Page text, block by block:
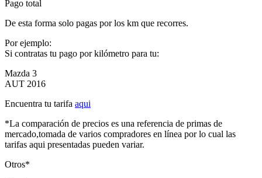
Pago total
De esta forma solo pagas por los km que recorres.
Por ejemplo:
Si contratas tu pago por kilómetro para tu:
Mazda 3
AUT 2016
Encuentra tu tarifa aqui
*La comparación de precios es una referencia de primas de
mercado,tomada de varios compradores en línea por lo cual las
tarifas aqui presentadas pueden variar.
Otros*